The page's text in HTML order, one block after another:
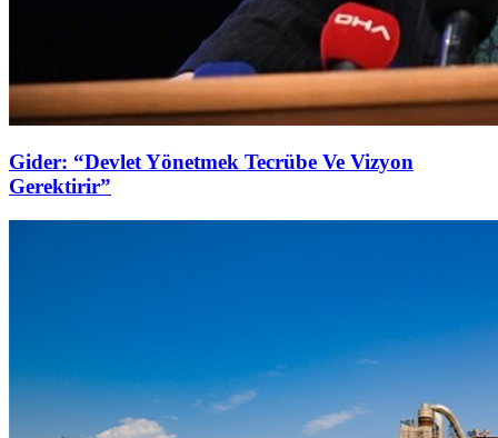
Gider: “Devlet Yönetmek Tecrübe Ve Vizyon
Gerektirir”